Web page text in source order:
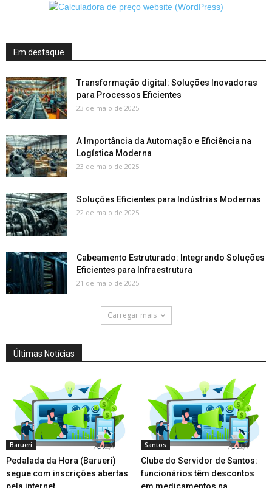
Em destaque
Transformação digital: Soluções Inovadoras
para Processos Eficientes
23 de maio de 2025
A Importância da Automação e Eficiência na
Logística Moderna
23 de maio de 2025
Soluções Eficientes para Indústrias Modernas
22 de maio de 2025
Cabeamento Estruturado: Integrando Soluções
Eficientes para Infraestrutura
21 de maio de 2025
Carregar mais
Últimas Notícias
Barueri
Pedalada da Hora (Barueri)
segue com inscrições abertas
Santos
Clube do Servidor de Santos:
funcionários têm descontos